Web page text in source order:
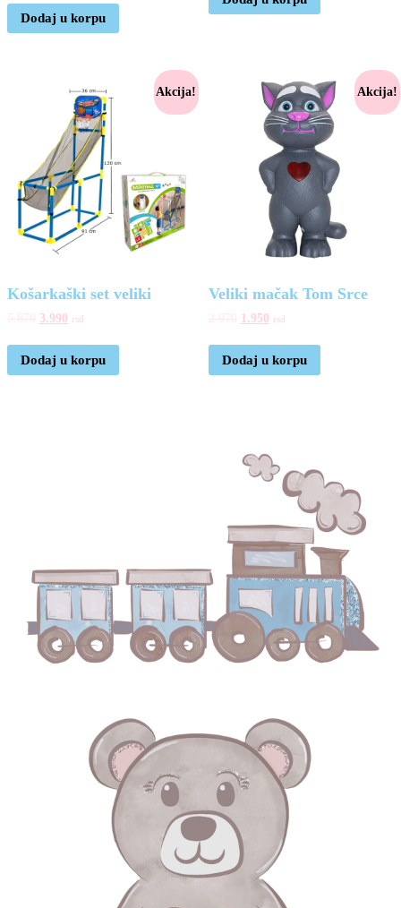
Dodaj u korpu
Akcija!
Košarkaški set veliki
3.990 rsd
Dodaj u korpu
Akcija!
Veliki mačak Tom Srce
1.950 rsd
Dodaj u korpu